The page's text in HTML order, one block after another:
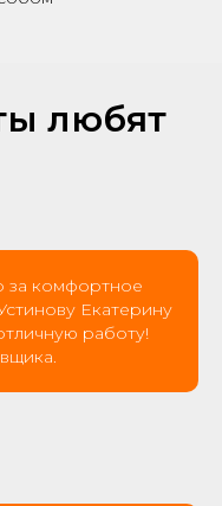
любят
за комфортное
Екатерину
работу!